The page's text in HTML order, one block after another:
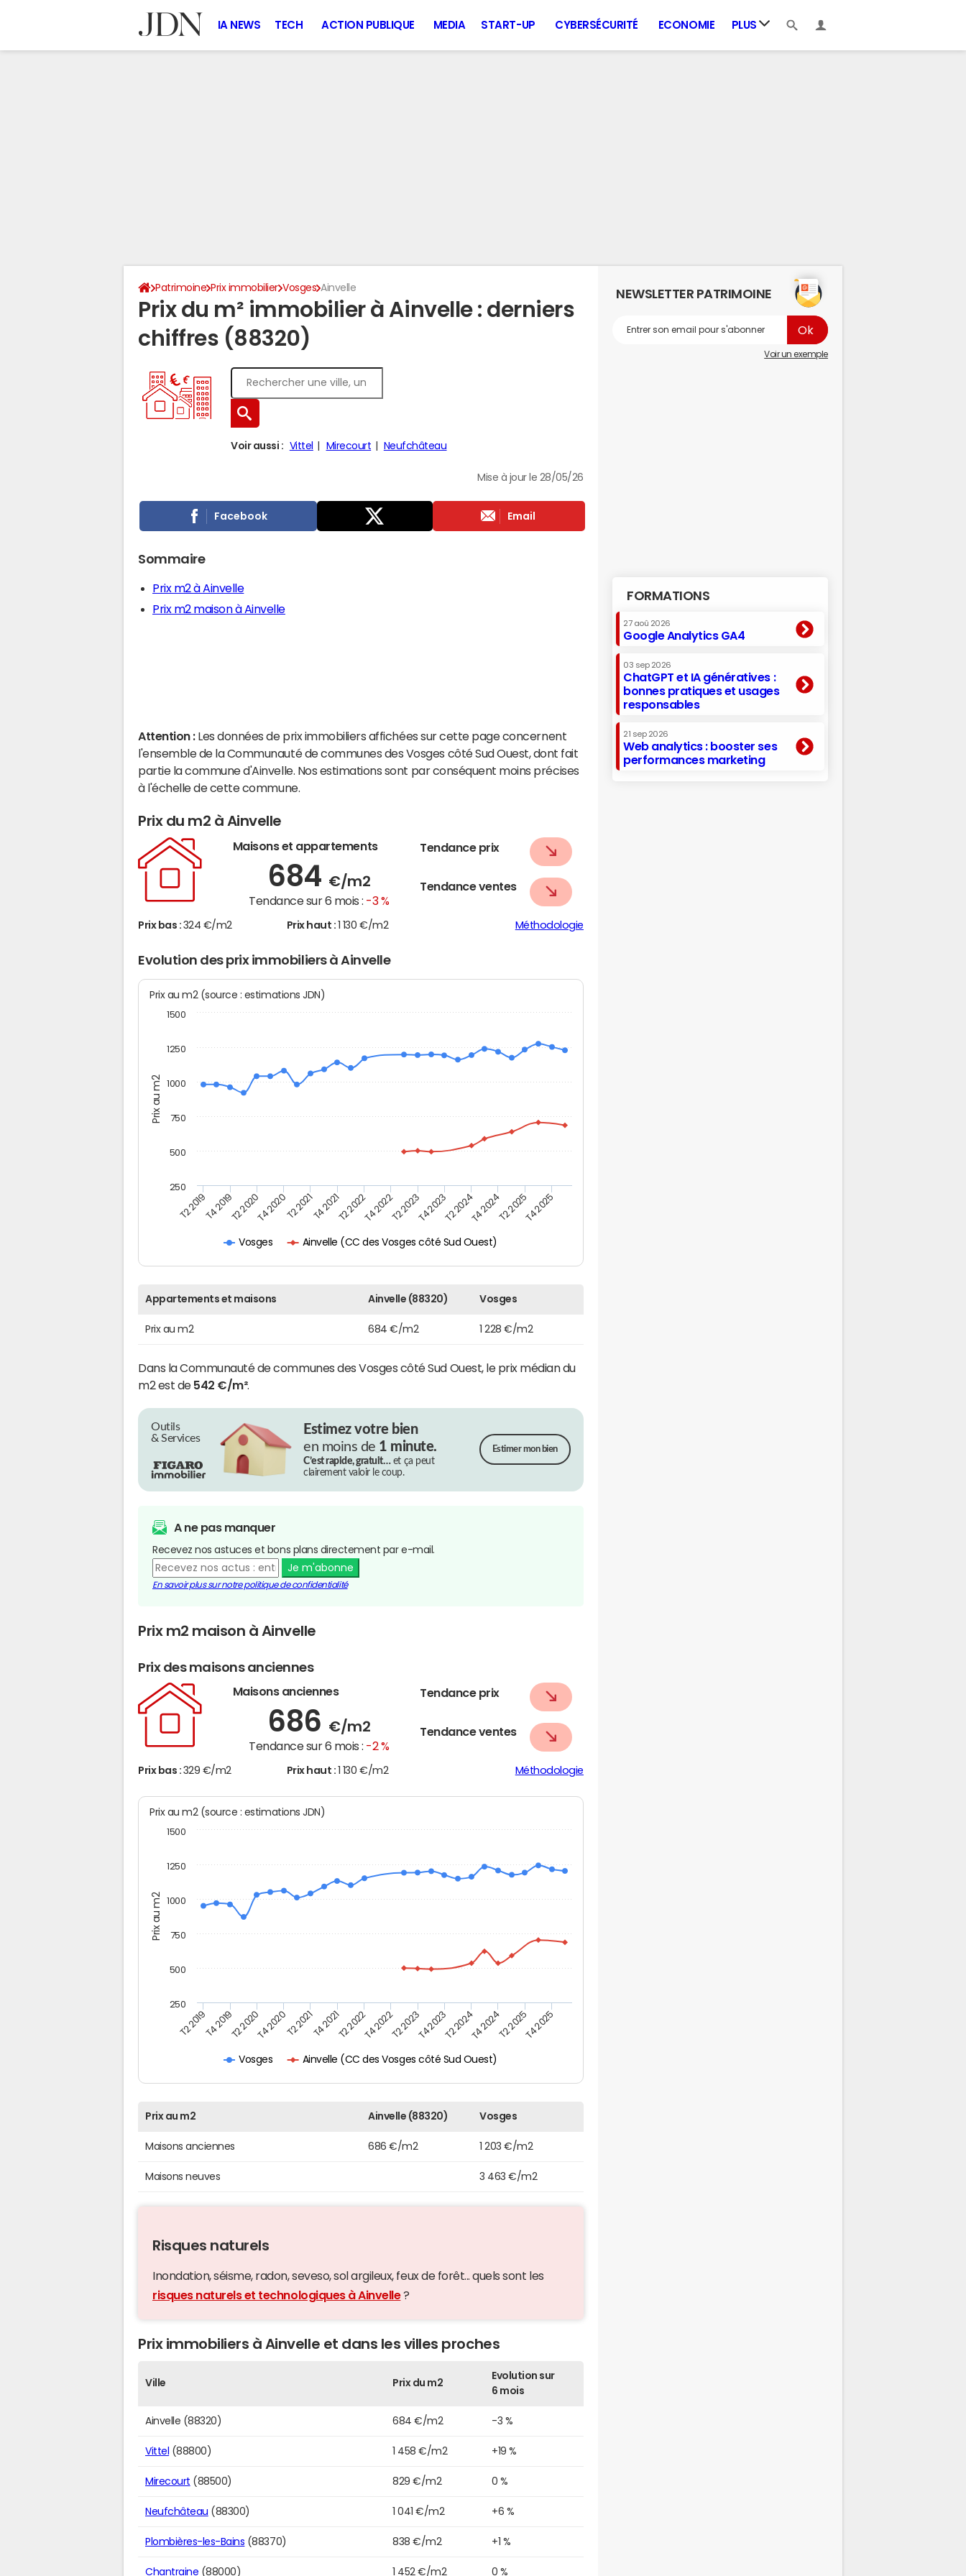
IA NEWS TECH ACTION PUBLIQUE MEDIA START-UP CYBERSÉCURITÉ ECONOMIE PLUS
Patrimoine Prix immobilier Vosges Ainvelle
Prix du m² immobilier à Ainvelle : derniers
chiffres (88320)
Voir aussi : Vittel Mirecourt Neufchâteau
Mise à jour le 28/05/26
Facebook Email
Sommaire
Prix m2 à Ainvelle
Prix m2 maison à Ainvelle
Attention : Les données de prix immobiliers affichées sur cette page concernent
l'ensemble de la Communauté de communes des Vosges côté Sud Ouest, dont fait
partie la commune d'Ainvelle. Nos estimations sont par conséquent moins précises
à l'échelle de cette commune.
Prix du m2 à Ainvelle
Maisons et appartements
684 €/m2
Tendance sur 6 mois : -3 %
Tendance prix
Tendance ventes
Prix bas : 324 €/m2 Prix haut : 1 130 €/m2 Méthodologie
Evolution des prix immobiliers à Ainvelle
Prix au m2
Prix au m2 (source : estimations JDN)
Vosges Ainvelle (CC des Vosges côté Sud Ouest)
T2 2019T4 2019T2 2020T4 2020T2 2021T4 2021T2 2022T4 2022T2 2023T4 2023T2 2024T4 2024T2 2025T4 2025
250
500
750
1000
1250
1500
Appartements et maisons Ainvelle (88320) Vosges
Prix au m2 684 €/m2 1 228 €/m2
Dans la Communauté de communes des Vosges côté Sud Ouest, le prix médian du
m2 est de 542 €/m².
Outils
& Services
Estimez votre bien
en moins de 1 minute.
C’est rapide, gratuit…et ça peut
clairement valoir le coup.
Estimer mon bien
A ne pas manquer
Recevez nos astuces et bons plans directement par e-mail.
Je m'abonne
En savoir plus sur notre politique de confidentialité
Prix m2 maison à Ainvelle
Prix des maisons anciennes
Maisons anciennes
686 €/m2
Tendance sur 6 mois : -2 %
Tendance prix
Tendance ventes
Prix bas : 329 €/m2 Prix haut : 1 130 €/m2 Méthodologie
Prix au m2
Prix au m2 (source : estimations JDN)
Vosges Ainvelle (CC des Vosges côté Sud Ouest)
T2 2019T4 2019T2 2020T4 2020T2 2021T4 2021T2 2022T4 2022T2 2023T4 2023T2 2024T4 2024T2 2025T4 2025
1000
250
500
750
1250
1500
Prix au m2 Ainvelle (88320) Vosges
Maisons anciennes 686 €/m2 1 203 €/m2
Maisons neuves 3 463 €/m2
Risques naturels
Inondation, séisme, radon, seveso, sol argileux, feux de forêt... quels sont les
risques naturels et technologiques à Ainvelle?
Prix immobiliers à Ainvelle et dans les villes proches
Ville Prix du m2
Evolution sur
6 mois
Ainvelle (88320) 684 €/m2 -3 %
Vittel (88800) 1 458 €/m2 +19 %
Mirecourt (88500) 829 €/m2 0 %
Neufchâteau (88300) 1 041 €/m2 +6 %
Plombières-les-Bains (88370) 838 €/m2 +1 %
Chantraine (88000) 1 452 €/m2 0 %
NEWSLETTER PATRIMOINE
Voir un exemple
FORMATIONS
27 aoû 2026
Google Analytics GA4
03 sep 2026
ChatGPT et IA génératives :
bonnes pratiques et usages
responsables
21 sep 2026
Web analytics : booster ses
performances marketing